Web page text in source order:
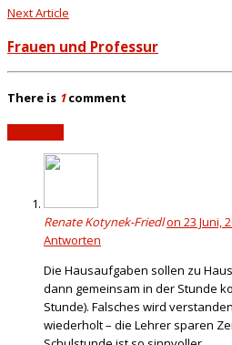
Next Article
Frauen und Professur
There is 1comment
Renate Kotynek-Friedlon 23 Juni,
Antworten
Die Hausaufgaben sollen zu
dann gemeinsam in der Stunde
Stunde). Falsches wird
wiederholt – die Lehrer sparen